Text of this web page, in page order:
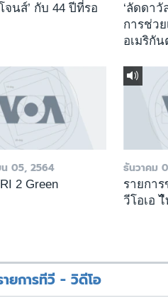
จนส์’ กับ 44 ปีที่รอ
‘ลัดดาวั
การช่ว
อเมริกั
05, 2564
2 Green
ธันวาคม
รายกา
วีโอเอ
ยการทีวี - วิดีโอ